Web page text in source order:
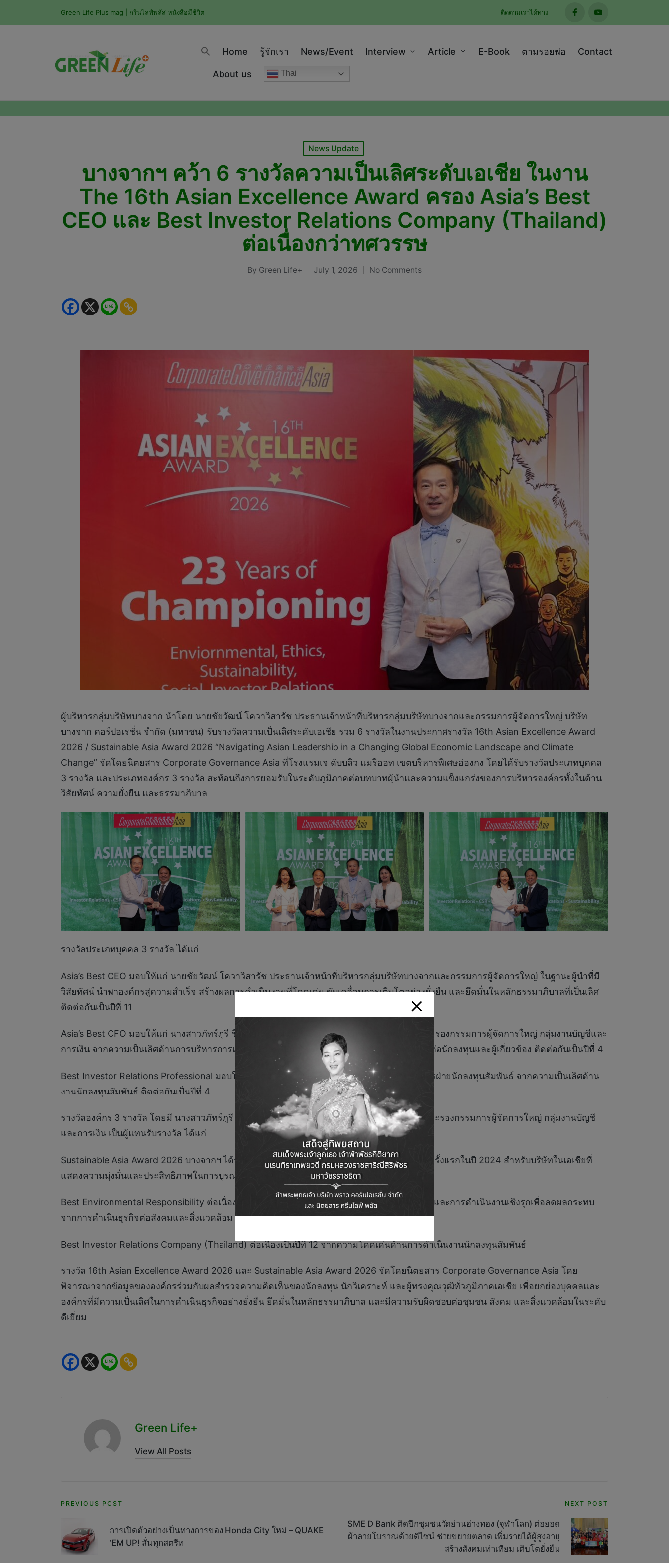
Green Life Plus mag | กรีนไลฟ์พลัส หนังสือมีชีวิต ติดตามเราได้ทาง
facebookyoutube
Home รู้จักเรา News/Event Interview Article E-Book ตามรอยพ่อ Contact
About us Thai
Posted
News Update
บางจากฯ คว้า 6 รางวัลความเป็นเลิศระดับเอเชีย ในงาน
The 16th Asian Excellence Award ครอง Asia’s Best
CEO และ Best Investor Relations Company (Thailand)
ต่อเนื่องกว่าทศวรรษ
Posted
By Green Life+ July 1, 2026 No Comments
ผู้บริหารกลุ่มบริษัทบางจาก นำโดย นายชัยวัฒน์ โควาวิสารัช ประธานเจ้าหน้าที่บริหารกลุ่มบริษัทบางจากและกรรมการผู้จัดการใหญ่ บริษัท
บางจาก คอร์ปอเรชั่น จำกัด (มหาชน) รับรางวัลความเป็นเลิศระดับเอเชีย รวม 6 รางวัลในงานประกาศรางวัล 16th Asian Excellence Award
2026 / Sustainable Asia Award 2026 “Navigating Asian Leadership in a Changing Global Economic Landscape and Climate
Change” จัดโดยนิตยสาร Corporate Governance Asia ที่โรงแรมเจ ดับบลิว แมริออท เขตบริหารพิเศษฮ่องกง โดยได้รับรางวัลประเภทบุคคล
3 รางวัล และประเภทองค์กร 3 รางวัล สะท้อนถึงการยอมรับในระดับภูมิภาคต่อบทบาทผู้นำและความแข็งแกร่งของการบริหารองค์กรทั้งในด้าน
วิสัยทัศน์ ความยั่งยืน และธรรมาภิบาล
รางวัลประเภทบุคคล 3 รางวัล ได้แก่
Asia’s Best CEO มอบให้แก่ นายชัยวัฒน์ โควาวิสารัช ประธานเจ้าหน้าที่บริหารกลุ่มบริษัทบางจากและกรรมการผู้จัดการใหญ่ ในฐานะผู้นำที่มี
วิสัยทัศน์ นำพาองค์กรสู่ความสำเร็จ สร้างผลการดำเนินงานที่โดดเด่น ขับเคลื่อนการเติบโตอย่างยั่งยืน และยึดมั่นในหลักธรรมาภิบาลที่เป็นเลิศ
ติดต่อกันเป็นปีที่ 11
Asia’s Best CFO มอบให้แก่ นางสาวภัทร์ภูรี ชินกุลกิจนิวัฒน์ ประธานเจ้าหน้าที่บริหารการเงิน และรองกรรมการผู้จัดการใหญ่ กลุ่มงานบัญชีและ
การเงิน จากความเป็นเลิศด้านการบริหารการเงินและการเปิดเผยข้อมูลอย่างโปร่งใสและเท่าเทียมต่อนักลงทุนและผู้เกี่ยวข้อง ติดต่อกันเป็นปีที่ 4
Best Investor Relations Professional มอบให้แก่ นางสาวทิพย์วดี สุดเวหา รักษาการผู้อำนวยการฝ่ายนักลงทุนสัมพันธ์ จากความเป็นเลิศด้าน
งานนักลงทุนสัมพันธ์ ติดต่อกันเป็นปีที่ 4
รางวัลองค์กร 3 รางวัล โดยมี นางสาวภัทร์ภูรี ชินกุลกิจนิวัฒน์ ประธานเจ้าหน้าที่บริหารการเงิน และรองกรรมการผู้จัดการใหญ่ กลุ่มงานบัญชี
และการเงิน เป็นผู้แทนรับรางวัล ได้แก่
Sustainable Asia Award 2026 บางจากฯ ได้รับต่อเนื่องเป็นปีที่ 3 นับตั้งแต่มีการมอบรางวัลนี้เป็นครั้งแรกในปี 2024 สำหรับบริษัทในเอเชียที่
แสดงความมุ่งมั่นและประสิทธิภาพในการบูรณาการความยั่งยืนเข้ากับการดำเนินธุรกิจ
Best Environmental Responsibility ต่อเนื่องเป็นปีที่ 2 จากความมุ่งมั่นในการอนุรักษ์สิ่งแวดล้อม และการดำเนินงานเชิงรุกเพื่อลดผลกระทบ
จากการดำเนินธุรกิจต่อสังคมและสิ่งแวดล้อม
Best Investor Relations Company (Thailand) ต่อเนื่องเป็นปีที่ 12 จากความโดดเด่นด้านการดำเนินงานนักลงทุนสัมพันธ์
รางวัล 16th Asian Excellence Award 2026 และ Sustainable Asia Award 2026 จัดโดยนิตยสาร Corporate Governance Asia โดย
พิจารณาจากข้อมูลขององค์กรร่วมกับผลสำรวจความคิดเห็นของนักลงทุน นักวิเคราะห์ และผู้ทรงคุณวุฒิทั่วภูมิภาคเอเชีย เพื่อยกย่องบุคคลและ
องค์กรที่มีความเป็นเลิศในการดำเนินธุรกิจอย่างยั่งยืน ยึดมั่นในหลักธรรมาภิบาล และมีความรับผิดชอบต่อชุมชน สังคม และสิ่งแวดล้อมในระดับ
ดีเยี่ยม
Green Life+
View All Posts
Post
navigation
PREVIOUS POST
การเปิดตัวอย่างเป็นทางการของ Honda City ใหม่ – QUAKE
‘EM UP! สั่นทุกสตรีท
NEXT POST
SME D Bank ติดปีกชุมชนวัดย่านอ่างทอง (จุฬาโลก) ต่อยอด
ผ้าลายโบราณด้วยดีไซน์ ช่วยขยายตลาด เพิ่มรายได้ผู้สูงอายุ
สร้างสังคมเท่าเทียม เติบโตยั่งยืน